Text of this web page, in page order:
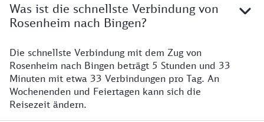
Was ist die schnellste Verbindung von
Rosenheim nach Bingen?
Die schnellste Verbindung mit dem Zug von
Rosenheim nach Bingen beträgt 5 Stunden und 33
Minuten mit etwa 33 Verbindungen pro Tag. An
Wochenenden und Feiertagen kann sich die
Reisezeit ändern.